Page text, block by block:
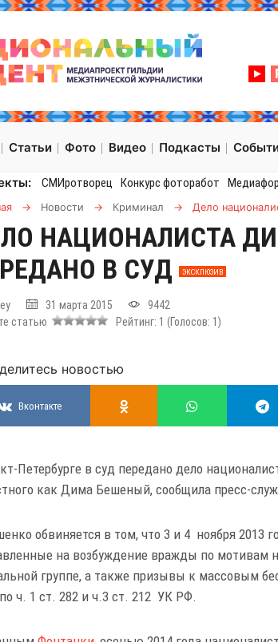
Статьи Фото Видео Подкасты
СМИротворец Конкурс фоторабот
→ Новости → Криминал → Дело
НАЦИОНАЛИСТА
В СУД
ЭКСКЛЮЗИВ
31 марта 2015
9442
статью
Рейтинг: 1 (Голосов: 1 )
новостью
Вконтакте
Петербурге в суд передано дело
как Дима Бешеный, сообщила пресс-
обвиняется в том, что 3 и 4 ноября 2013
на возбуждение вражды по мотивам
группе, а также призывы к массовым
ч. 1 ст. 282 и ч.3 ст. 212 УК РФ.